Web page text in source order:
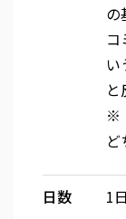
の
コ
※
日数 1日